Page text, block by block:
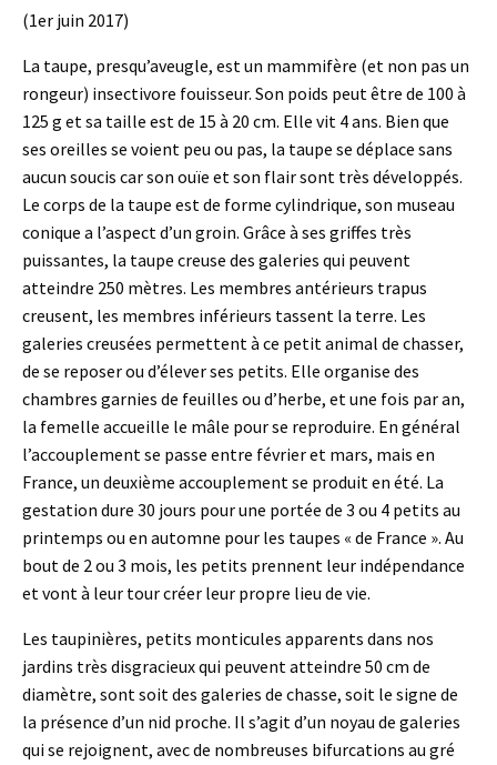
(1er juin 2017)
La taupe, presqu’aveugle, est un mammifère (et non pas un
rongeur) insectivore fouisseur. Son poids peut être de 100 à
125 g et sa taille est de 15 à 20 cm. Elle vit 4 ans. Bien que
ses oreilles se voient peu ou pas, la taupe se déplace sans
aucun soucis car son ouïe et son flair sont très développés.
Le corps de la taupe est de forme cylindrique, son museau
conique a l’aspect d’un groin. Grâce à ses griffes très
puissantes, la taupe creuse des galeries qui peuvent
atteindre 250 mètres. Les membres antérieurs trapus
creusent, les membres inférieurs tassent la terre. Les
galeries creusées permettent à ce petit animal de chasser,
de se reposer ou d’élever ses petits. Elle organise des
chambres garnies de feuilles ou d’herbe, et une fois par an,
la femelle accueille le mâle pour se reproduire. En général
l’accouplement se passe entre février et mars, mais en
France, un deuxième accouplement se produit en été. La
gestation dure 30 jours pour une portée de 3 ou 4 petits au
printemps ou en automne pour les taupes « de France ». Au
bout de 2 ou 3 mois, les petits prennent leur indépendance
et vont à leur tour créer leur propre lieu de vie.
Les taupinières, petits monticules apparents dans nos
jardins très disgracieux qui peuvent atteindre 50 cm de
diamètre, sont soit des galeries de chasse, soit le signe de
la présence d’un nid proche. Il s’agit d’un noyau de galeries
qui se rejoignent, avec de nombreuses bifurcations au gré